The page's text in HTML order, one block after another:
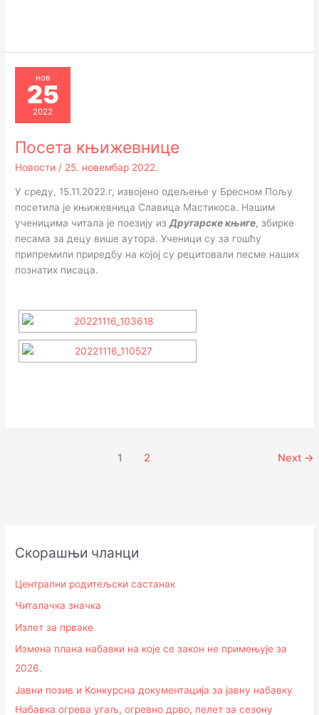
нов
25
2022
Посета књижевнице
Новости / 25. новембар 2022.
У среду, 15.11.2022.г, извојено одељење у Бресном Пољу
посетила је књижевница Славица Мастикоса. Нашим
ученицима читала је поезију изДругарске књиге, збирке
песама за децу више аутора. Ученици су за гошћу
припремили приредбу на којој су рецитовали песме наших
познатих писаца.
1 2 Next →
Скорашњи чланци
Централни родитељски састанак
Читалачка значка
Излет за прваке
Измена плана набавки на које се закон не примењује за
2026.
Јавни позив и Конкурсна документација за јавну набавку
Набавка огрева угаљ, огревно дрво, пелет за сезону